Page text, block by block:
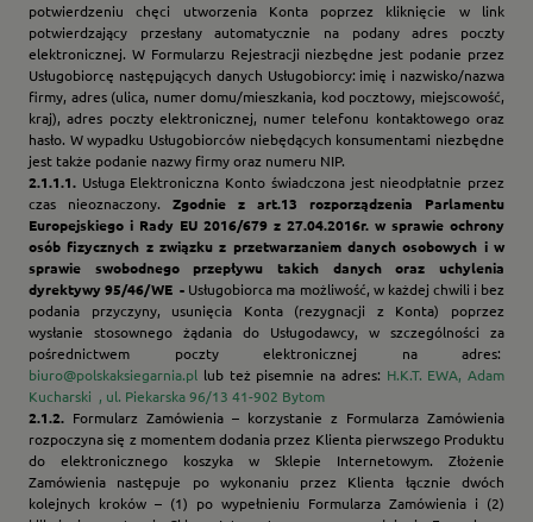
potwierdzeniu chęci utworzenia Konta poprzez kliknięcie w link
potwierdzający przesłany automatycznie na podany adres poczty
elektronicznej. W Formularzu Rejestracji niezbędne jest podanie przez
Usługobiorcę następujących danych Usługobiorcy: imię i nazwisko/nazwa
firmy, adres (ulica, numer domu/mieszkania, kod pocztowy, miejscowość,
kraj), adres poczty elektronicznej, numer telefonu kontaktowego oraz
hasło. W wypadku Usługobiorców niebędących konsumentami niezbędne
jest także podanie nazwy firmy oraz numeru NIP.
2.1.1.1. Usługa Elektroniczna Konto świadczona jest nieodpłatnie przez
czas nieoznaczony. Zgodnie z art.13 rozporządzenia Parlamentu
Europejskiego i Rady EU 2016/679 z 27.04.2016r. w sprawie ochrony
osób fizycznych z związku z przetwarzaniem danych osobowych i w
sprawie swobodnego przepływu takich danych oraz uchylenia
dyrektywy 95/46/WE - Usługobiorca ma możliwość, w każdej chwili i bez
podania przyczyny, usunięcia Konta (rezygnacji z Konta) poprzez
wysłanie stosownego żądania do Usługodawcy, w szczególności za
pośrednictwem poczty elektronicznej na adres:
biuro@polskaksiegarnia.pl lub też pisemnie na adres: H.K.T. EWA, Adam
Kucharski , ul. Piekarska 96/13 41-902 Bytom
2.1.2. Formularz Zamówienia – korzystanie z Formularza Zamówienia
rozpoczyna się z momentem dodania przez Klienta pierwszego Produktu
do elektronicznego koszyka w Sklepie Internetowym. Złożenie
Zamówienia następuje po wykonaniu przez Klienta łącznie dwóch
kolejnych kroków – (1) po wypełnieniu Formularza Zamówienia i (2)